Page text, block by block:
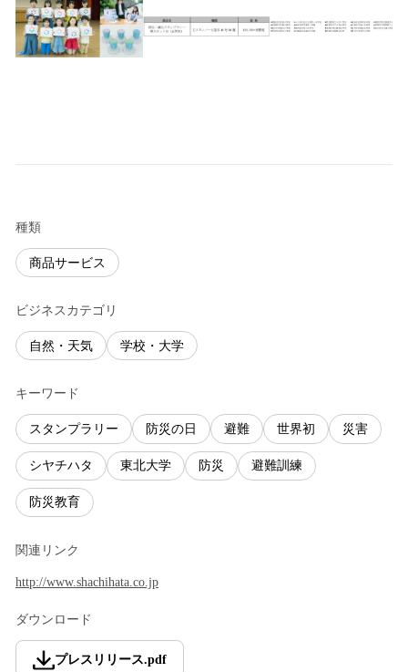
種類
商品サービス
ビジネスカテゴリ
自然・天気 学校・大学
キーワード
スタンプラリー 防災の日 避難 世界初 災害
シヤチハタ 東北大学 防災 避難訓練
防災教育
関連リンク
http://www.shachihata.co.jp
ダウンロード
プレスリリース.pdf